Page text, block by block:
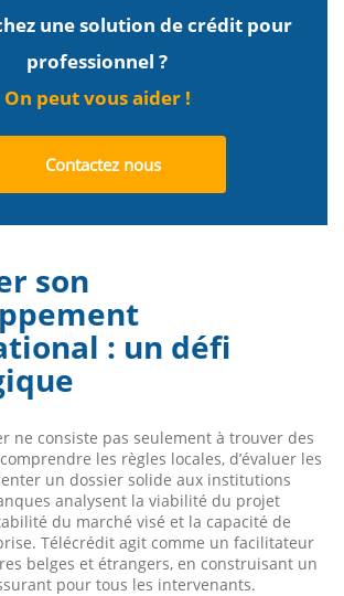
une solution de crédit pour
professionnel ?
On peut vous aider !
Contactez nous
son
: un défi
ne consiste pas seulement à trouver des
les règles locales, d’évaluer les
un dossier solide aux institutions
analysent la viabilité du projet
du marché visé et la capacité de
Télécrédit agit comme un facilitateur
belges et étrangers, en construisant un
pour tous les intervenants.